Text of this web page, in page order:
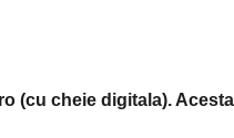
(cu cheie digitala).